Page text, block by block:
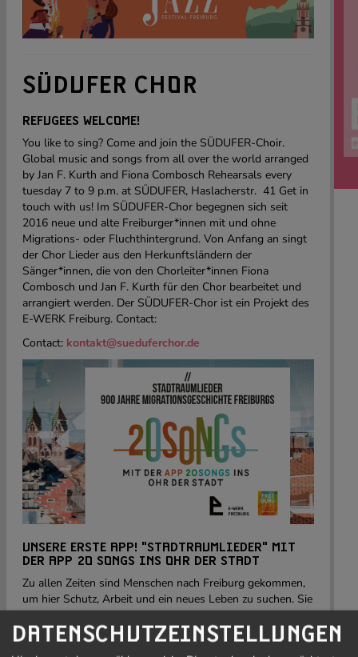
SÜDUFER CHOR
REFUGEES WELCOME!
You like to sing? Come and join the SÜDUFER-Choir.
Global music and songs from all over the world arranged
by Jan F. Kurth and Fiona Combosch Rehearsals every
tuesday 7 to 9 p.m. at SÜDUFER, Haslacherstr. 41 Get in
touch with us! Im SÜDUFER-Chor begegnen sich seit
2016 neue und alte Freiburger*innen mit und ohne
Migrations- oder Fluchthintergrund. Von Anfang an singt
der Chor Lieder aus den Herkunftsländern der
Sänger*innen, die von den Chorleiter*innen Fiona
Combosch und Jan F. Kurth für den Chor bearbeitet und
arrangiert werden. Der SÜDUFER-Chor ist ein Projekt des
E-WERK Freiburg. Contact:
Contact: kontakt@sueduferchor.de
UNSERE ERSTE APP! "STADTRAUMLIEDER" MIT
DER APP 20 SONGS INS OHR DER STADT
Zu allen Zeiten sind Menschen nach Freiburg gekommen,
um hier Schutz, Arbeit und ein neues Leben zu suchen. Sie
brachten immer auch ihre Lieder mit. 20 dieser Lieder aus
verschiedenen Zeiten und Epochen wurden gesammelt
und für den SÜDUFER-Chor bearbeitet.
DATENSCHUTZEINSTELLUNGEN